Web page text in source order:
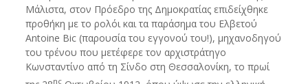
Μάλιστα, στον Πρόεδρο της Δημοκρατίας επιδείχθηκε
προθήκη με το ρολόι και τα παράσημα του Ελβετού
Antoine Bic (παρουσία του εγγονού του!), μηχανοδηγού
του τρένου που μετέφερε τον αρχιστράτηγο
Κωνσταντίνο από τη Σίνδο στη Θεσσαλονίκη, το πρωί
ης